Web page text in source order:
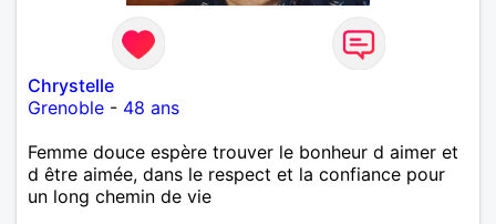
Chrystelle
Grenoble - 48 ans
Femme douce espère trouver le bonheur d aimer et
d être aimée, dans le respect et la confiance pour
un long chemin de vie